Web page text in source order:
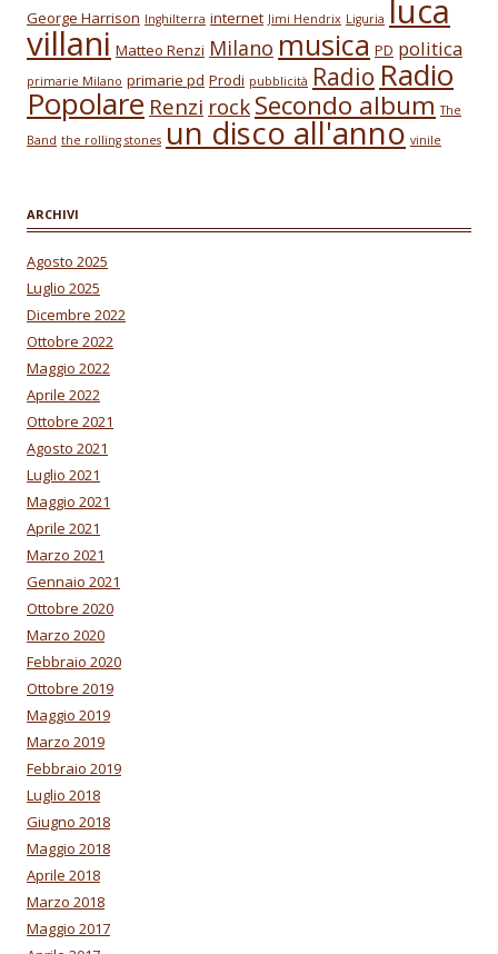
George Harrison Inghilterra internet Jimi Hendrix Liguria luca
villani Matteo Renzi Milano musica PD politica
primarie Milano primarie pd Prodi pubblicità Radio Radio
Popolare Renzi rockSecondo album The
Band the rolling stones un disco all'anno vinile
ARCHIVI
Agosto 2025
Luglio 2025
Dicembre 2022
Ottobre 2022
Maggio 2022
Aprile 2022
Ottobre 2021
Agosto 2021
Luglio 2021
Maggio 2021
Aprile 2021
Marzo 2021
Gennaio 2021
Ottobre 2020
Marzo 2020
Febbraio 2020
Ottobre 2019
Maggio 2019
Marzo 2019
Febbraio 2019
Luglio 2018
Giugno 2018
Maggio 2018
Aprile 2018
Marzo 2018
Maggio 2017